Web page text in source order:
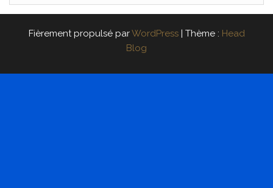
Fièrement propulsé parWordPress | Thème : Head
Blog